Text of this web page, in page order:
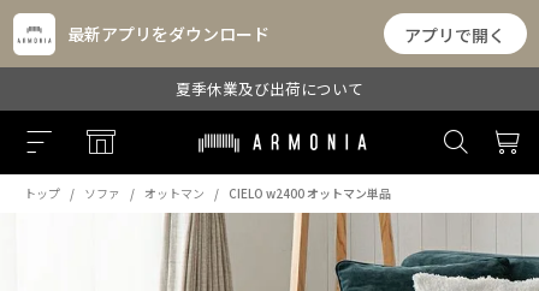
最新アプリをダウンロード アプリで開く
夏季休業及び出荷について
トップ ソファ オットマン CIELO w2400 オットマン単品